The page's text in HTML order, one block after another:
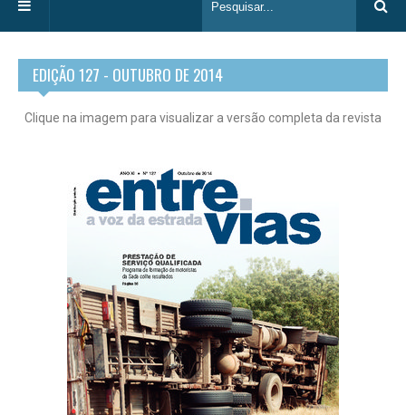
EDIÇÃO 127 - OUTUBRO DE 2014
Clique na imagem para visualizar a versão completa da revista